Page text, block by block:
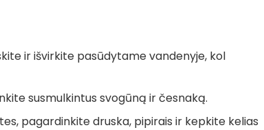
ir išvirkite pasūdytame vandenyje, kol
susmulkintus svogūną ir česnaką.
pagardinkite druska, pipirais ir kepkite kelias